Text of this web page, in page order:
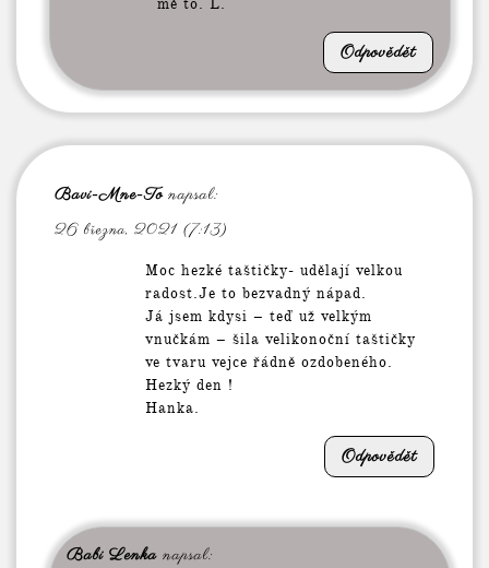
Odpovědět
Bavi-Mne-To napsal:
26 března, 2021 (7:13)
Moc hezké taštičky- udělají velkou
radost.Je to bezvadný nápad.
Já jsem kdysi – teď už velkým
vnučkám – šila velikonoční taštičky
ve tvaru vejce řádně ozdobeného.
Hezký den !
Hanka.
Odpovědět
Babi Lenka napsal: